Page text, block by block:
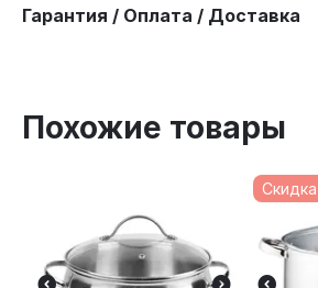
Гарантия / Оплата / Доставка
Похожие товары
Скидка